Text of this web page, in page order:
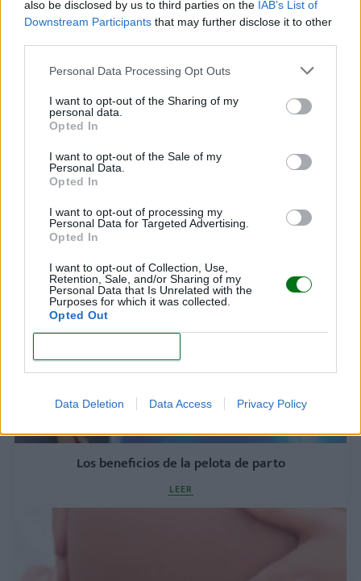
also be disclosed by us to third parties on the IAB’s List of
Downstream Participants that may further disclose it to other
Personal Data Processing Opt Outs
I want to opt-out of the Sharing of my
personal data.
Opted In
I want to opt-out of the Sale of my
Personal Data.
Opted In
I want to opt-out of processing my
Personal Data for Targeted Advertising.
Opted In
I want to opt-out of Collection, Use,
Retention, Sale, and/or Sharing of my
Personal Data that Is Unrelated with the
Purposes for which it was collected.
Opted Out
Data Deletion Data Access Privacy Policy
LEER
Posturas para afrontar el dolor del parto
Los beneficios de la pelota de parto
LEER